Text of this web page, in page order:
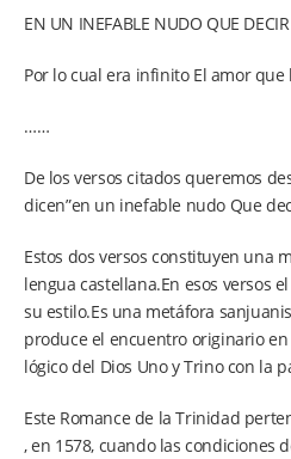
EN UN INEFABLE NUDO QUE
Por lo cual era infinito El amor que
……
De los versos citados queremos
dicen”en un inefable nudo Que
Estos dos versos constituyen una
lengua castellana.En esos versos
su estilo.Es una metáfora
produce el encuentro originario
lógico del Dios Uno y Trino con la
Este Romance de la Trinidad
, en 1578, cuando las condiciones